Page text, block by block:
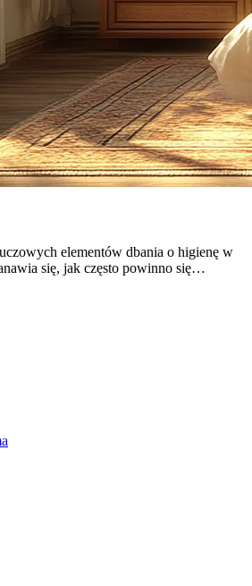
elementów dbania o higienę w
się, jak często powinno się…